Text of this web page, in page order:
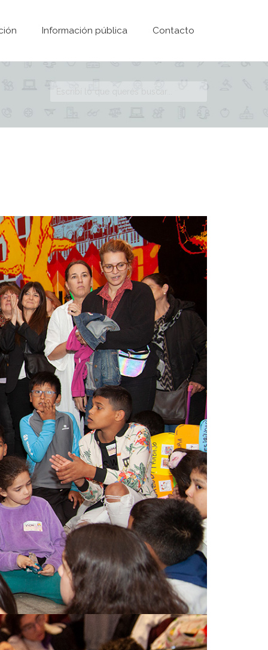
Información pública Contacto
Formulario de
búsqueda